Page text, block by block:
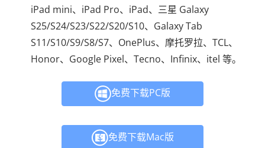
iPad mini、iPad Pro、iPad、三星 Galaxy
S25/S24/S23/S22/S20/S10、Galaxy Tab
S11/S10/S9/S8/S7、OnePlus、摩托罗拉、TCL、
Honor、Google Pixel、Tecno、Infinix、itel 等。
免费下载PC版
免费下载Mac版